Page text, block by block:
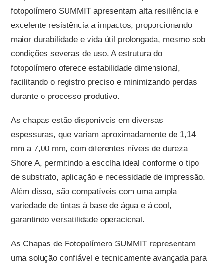
fotopolímero SUMMIT apresentam alta resiliência e
excelente resistência a impactos, proporcionando
maior durabilidade e vida útil prolongada, mesmo sob
condições severas de uso. A estrutura do
fotopolímero oferece estabilidade dimensional,
facilitando o registro preciso e minimizando perdas
durante o processo produtivo.
As chapas estão disponíveis em diversas
espessuras, que variam aproximadamente de 1,14
mm a 7,00 mm, com diferentes níveis de dureza
Shore A, permitindo a escolha ideal conforme o tipo
de substrato, aplicação e necessidade de impressão.
Além disso, são compatíveis com uma ampla
variedade de tintas à base de água e álcool,
garantindo versatilidade operacional.
As Chapas de Fotopolímero SUMMIT representam
uma solução confiável e tecnicamente avançada para